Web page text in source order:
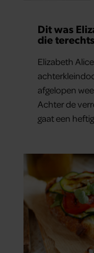
Dit was
die
Elizabeth
afgelopen
Achter de
gaat een